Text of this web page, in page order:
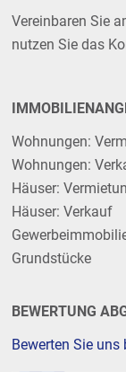
Vereinbaren Sie
nutzen Sie das
Wohnungen:
Wohnungen:
Häuser:
Häuser: Verkauf
Grundstücke
BEWERTUNG
Bewerten Sie uns